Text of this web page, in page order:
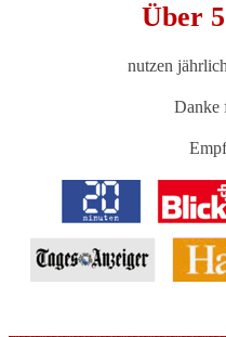
Über
nutzen
Danke